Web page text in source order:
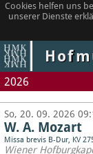
Cookies helfen uns
unserer Dienste
2026
So, 20. 09. 2026
W. A. Mozart
Missa brevis B-Dur, KV
Wiener